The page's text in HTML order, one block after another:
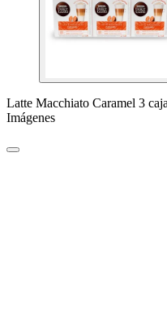
Latte Macchiato Caramel 3
Imágenes